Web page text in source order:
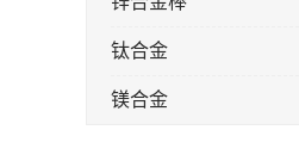
钛合金
镁合金